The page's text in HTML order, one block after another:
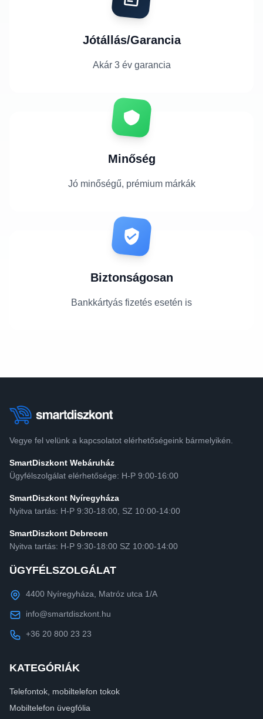
Jótállás/Garancia
Akár 3 év garancia
Minőség
Jó minőségű, prémium márkák
Biztonságosan
Bankkártyás fizetés esetén is
Vegye fel velünk a kapcsolatot elérhetőségeink bármelyikén.
SmartDiszkont Webáruház
Ügyfélszolgálat elérhetősége: H-P 9:00-16:00
SmartDiszkont Nyíregyháza
Nyitva tartás: H-P 9:30-18:00, SZ 10:00-14:00
SmartDiszkont Debrecen
Nyitva tartás: H-P 9:30-18:00 SZ 10:00-14:00
ÜGYFÉLSZOLGÁLAT
4400 Nyíregyháza, Matróz utca 1/A
info@smartdiszkont.hu
+36 20 800 23 23
KATEGÓRIÁK
Telefontok, mobiltelefon tokok
Mobiltelefon üvegfólia